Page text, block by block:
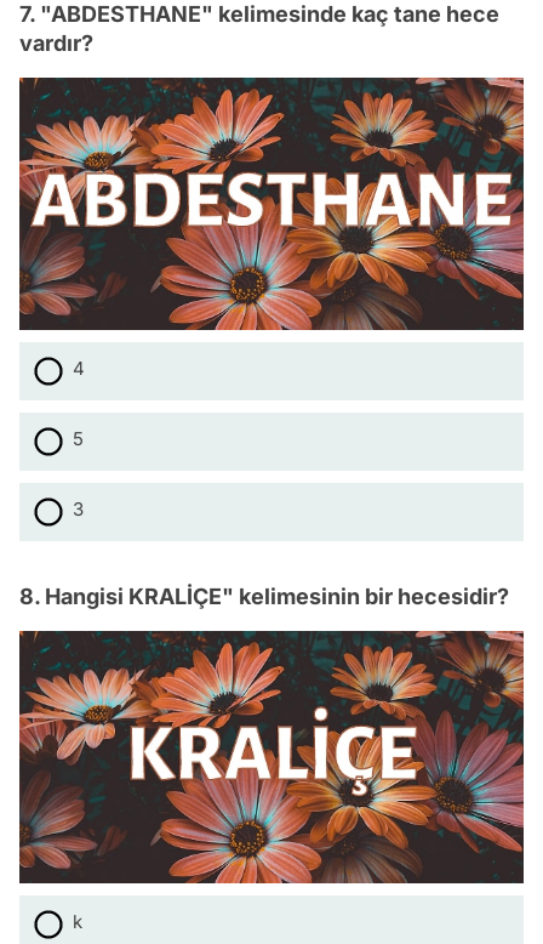
7. "ABDESTHANE" kelimesinde kaç tane hece
vardır?
4
5
3
8. Hangisi KRALİÇE" kelimesinin bir hecesidir?
k